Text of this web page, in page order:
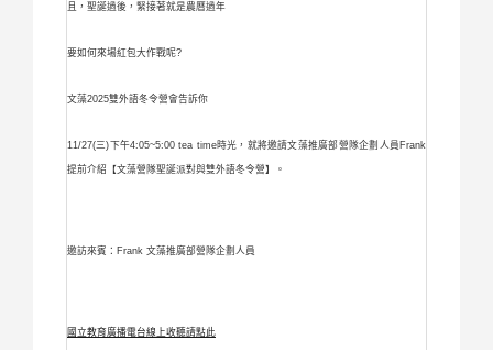
且，聖誕過後，緊接著就是農曆過年
要如何來場紅包大作戰呢?
文藻2025雙外語冬令營會告訴你
11/27(三)下午4:05~5:00 tea time時光，就將邀請文藻推廣部營隊企劃人員Frank
提前介紹【文藻營隊聖誕派對與雙外語冬令營】。
邀訪來賓：Frank 文藻推廣部營隊企劃人員
國立教育廣播電台線上收聽請點此